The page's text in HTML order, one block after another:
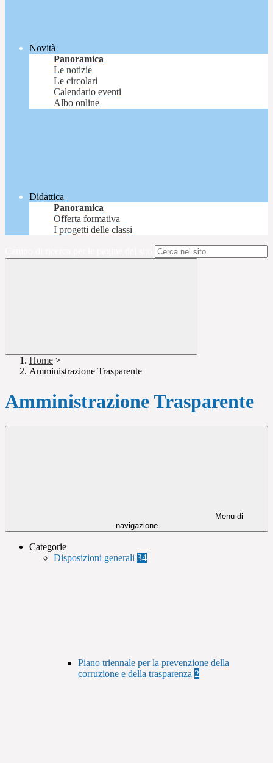
Novità
Panoramica
Le notizie
Le circolari
Calendario eventi
Albo online
Didattica
Panoramica
Offerta formativa
I progetti delle classi
Home >
Amministrazione Trasparente
Amministrazione Trasparente
Menu di
navigazione
Categorie
Disposizioni generali 34
Piano triennale per la prevenzione della
corruzione e della trasparenza 2